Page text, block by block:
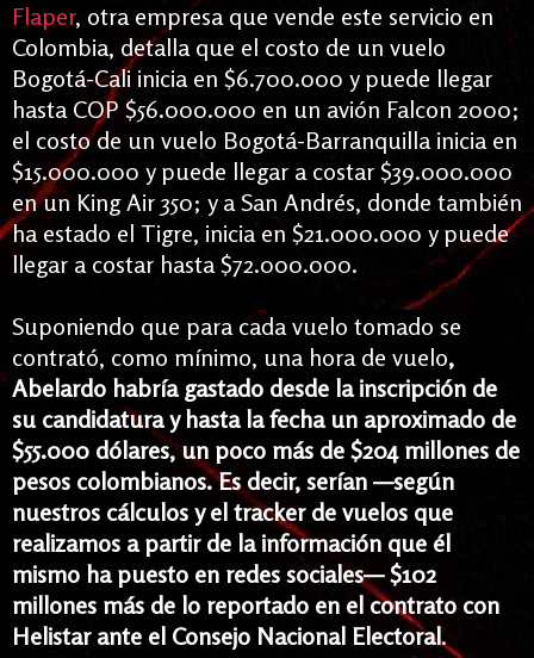
Flaper, otra empresa que vende este servicio en
Colombia, detalla que el costo de un vuelo
Bogotá-Cali inicia en $6.700.000 y puede llegar
hasta COP $56.000.000 en un avión Falcon 2000;
el costo de un vuelo Bogotá-Barranquilla inicia en
$15.000.000 y puede llegar a costar $39.000.000
en un King Air 350; y a San Andrés, donde también
ha estado el Tigre, inicia en $21.000.000 y puede
llegar a costar hasta $72.000.000.
Suponiendo que para cada vuelo tomado se
contrató, como mínimo, una hora de vuelo,
Abelardo habría gastado desde la inscripción de
su candidatura y hasta la fecha un aproximado de
$55.000 dólares, un poco más de $204 millones de
pesos colombianos. Es decir, serían —según
nuestros cálculos y el tracker de vuelos que
realizamos a partir de la información que él
mismo ha puesto en redes sociales— $102
millones más de lo reportado en el contrato con
Helistar ante el Consejo Nacional Electoral.